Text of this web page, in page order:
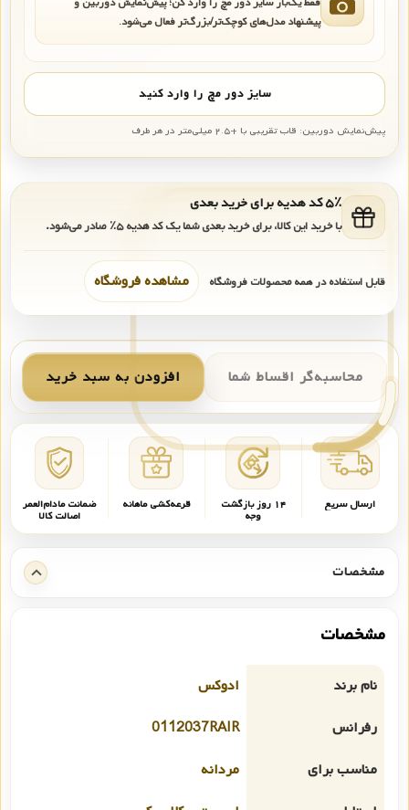
پیشنهاد مدل‌های کوچک‌تر/بزرگ‌تر فعال می‌شود.
سایز دور مچ را وارد کنید
پیش‌نمایش دوربین: قاب تقریبی با +۲.۵ میلی‌متر در هر طرف
۵٪ کد هدیه برای خرید بعدی
با خرید این کالا، برای خرید بعدی شما یک کد هدیه۵٪ صادر می‌شود.
قابل استفاده در همه محصولات فروشگاه مشاهده فروشگاه
محاسبه‌گر اقساط شما افزودن به سبد خرید
ارسال سریع ۱۴ روز بازگشت
وجه
قرعه‌کشی ماهانه ضمانت مادام‌العمر
اصالت کالا
مشخصات
مشخصات
نام برند
ادوکس
رفرانس
0112037RAIR
مناسب برای
مردانه